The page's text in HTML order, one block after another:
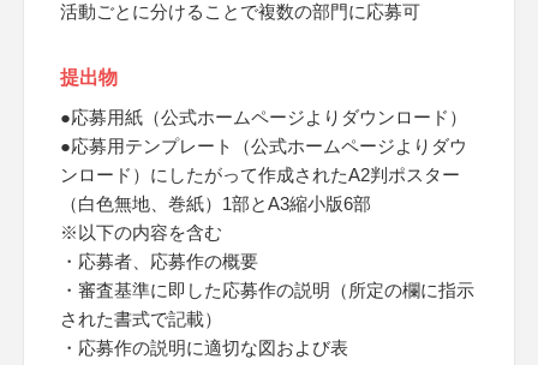
活動ごとに分けることで複数の部門に応募可
提出物
●応募用紙（公式ホームページよりダウンロード）
●応募用テンプレート（公式ホームページよりダウ
ンロード）にしたがって作成されたA2判ポスター
（白色無地、巻紙）1部とA3縮小版6部
※以下の内容を含む
・応募者、応募作の概要
・審査基準に即した応募作の説明（所定の欄に指示
された書式で記載）
・応募作の説明に適切な図および表